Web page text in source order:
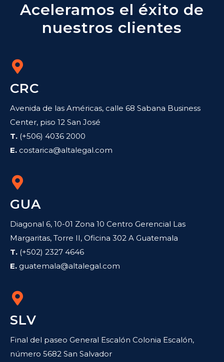
Aceleramos el éxito de
nuestros clientes
CRC
Avenida de las Américas, calle 68 Sabana Business
Center, piso 12 San José
T. (+506) 4036 2000
E. costarica@altalegal.com
GUA
Diagonal 6, 10-01 Zona 10 Centro Gerencial Las
Margaritas, Torre II, Oficina 302 A Guatemala
T. (+502) 2327 4646
E. guatemala@altalegal.com
SLV
Final del paseo General Escalón Colonia Escalón,
número 5682 San Salvador